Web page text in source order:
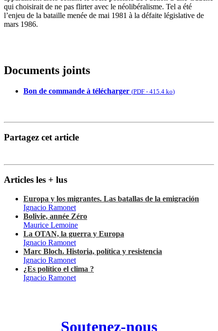
qui choisirait de ne pas flirter avec le néolibéralisme. Tel a été
l’enjeu de la bataille menée de mai 1981 à la défaite législative de
mars 1986.
Documents joints
Bon de commande à télécharger (PDF - 415.4 ko)
Partagez cet article
Articles les + lus
Europa y los migrantes. Las batallas de la emigración
Ignacio Ramonet
Bolivie, année Zéro
Maurice Lemoine
La OTAN, la guerra y Europa
Ignacio Ramonet
Marc Bloch. Historia, política y resistencia
Ignacio Ramonet
¿Es político el clima ?
Ignacio Ramonet
Soutenez-nous